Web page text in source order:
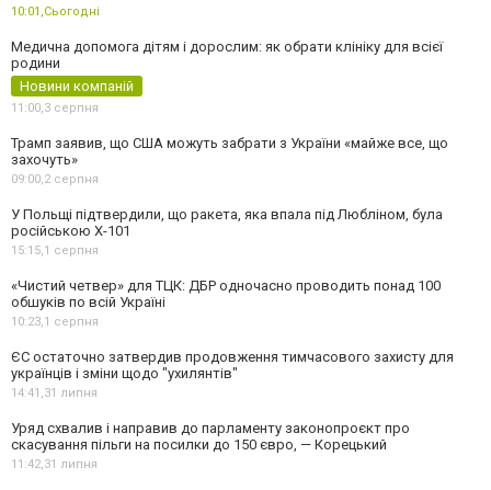
10:01,Сьогодні
Медична допомога дітям і дорослим: як обрати клініку для всієї
родини
Новини компаній
11:00,3 серпня
Трамп заявив, що США можуть забрати з України «майже все, що
захочуть»
09:00,2 серпня
У Польщі підтвердили, що ракета, яка впала під Любліном, була
російською Х-101
15:15,1 серпня
«Чистий четвер» для ТЦК: ДБР одночасно проводить понад 100
обшуків по всій Україні
10:23,1 серпня
ЄС остаточно затвердив продовження тимчасового захисту для
українців і зміни щодо "ухилянтів"
14:41,31 липня
Уряд схвалив і направив до парламенту законопроєкт про
скасування пільги на посилки до 150 євро, — Корецький
11:42,31 липня